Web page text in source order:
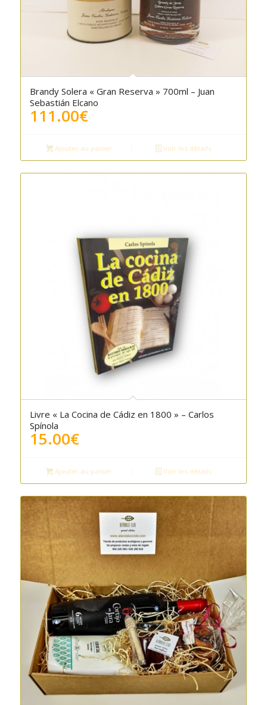
Brandy Solera « Gran Reserva » 700ml – Juan
Sebastián Elcano
111.00€
Ajouter au panier Voir les détails
Livre « La Cocina de Cádiz en 1800 » – Carlos
Spínola
15.00€
Ajouter au panier Voir les détails